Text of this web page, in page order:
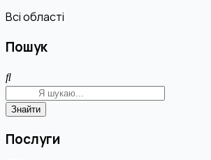
Всі області
Пошук
Знайти
Послуги